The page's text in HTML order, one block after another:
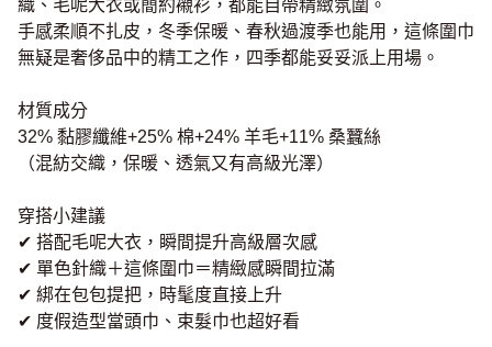
織、毛呢大衣或簡約襯衫，都能自帶精緻氛圍。
手感柔順不扎皮，冬季保暖、春秋過渡季也能用，這條圍巾
無疑是奢侈品中的精工之作，四季都能妥妥派上用場。
材質成分
32% 黏膠纖維+25% 棉+24% 羊毛+11% 桑蠶絲
（混紡交織，保暖、透氣又有高級光澤）
穿搭小建議
✔︎ 搭配毛呢大衣，瞬間提升高級層次感
✔︎ 單色針織＋這條圍巾＝精緻感瞬間拉滿
✔︎ 綁在包包提把，時髦度直接上升
✔︎ 度假造型當頭巾、束髮巾也超好看